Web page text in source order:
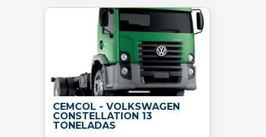
CEMCOL - VOLKSWAGEN
CONSTELLATION 13
TONELADAS